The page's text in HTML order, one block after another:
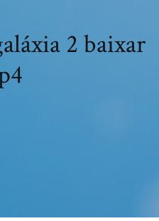
2 baixar